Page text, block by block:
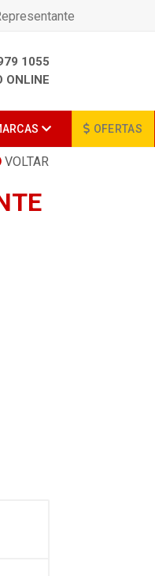
1055
ONLINE
OFERTAS
VOLTAR